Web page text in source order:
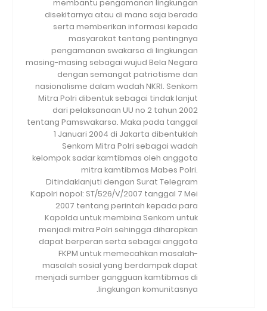
membantu pengamanan lingkungan
disekitarnya atau di mana saja berada
serta memberikan informasi kepada
masyarakat tentang pentingnya
pengamanan swakarsa di lingkungan
masing-masing sebagai wujud Bela Negara
dengan semangat patriotisme dan
nasionalisme dalam wadah NKRI. Senkom
Mitra Polri dibentuk sebagai tindak lanjut
dari pelaksanaan UU no 2 tahun 2002
tentang Pamswakarsa. Maka pada tanggal
1 Januari 2004 di Jakarta dibentuklah
Senkom Mitra Polri sebagai wadah
kelompok sadar kamtibmas oleh anggota
mitra kamtibmas Mabes Polri.
Ditindaklanjuti dengan Surat Telegram
Kapolri nopol: ST/526/V/2007 tanggal 7 Mei
2007 tentang perintah kepada para
Kapolda untuk membina Senkom untuk
menjadi mitra Polri sehingga diharapkan
dapat berperan serta sebagai anggota
FKPM untuk memecahkan masalah-
masalah sosial yang berdampak dapat
menjadi sumber gangguan kamtibmas di
lingkungan komunitasnya.